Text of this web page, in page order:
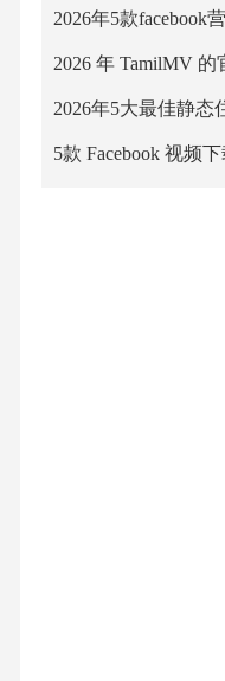
2026 年 TamilMV 的
2026年5大最佳静态
5款 Facebook 视频